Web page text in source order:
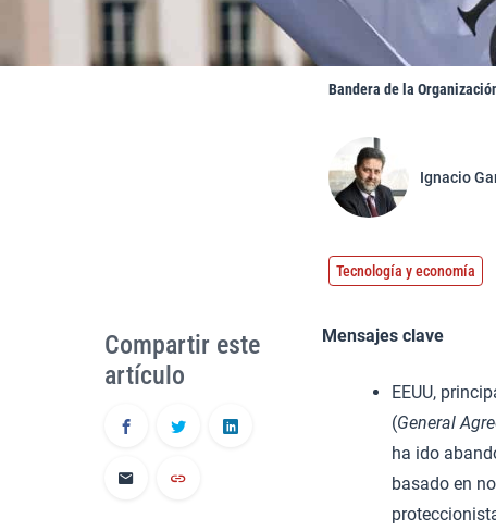
Bandera de la
Ignacio
Tecnología y economía
Mensajes clave
EEUU,
(General
ha ido
basado en
Compartir este
artículo